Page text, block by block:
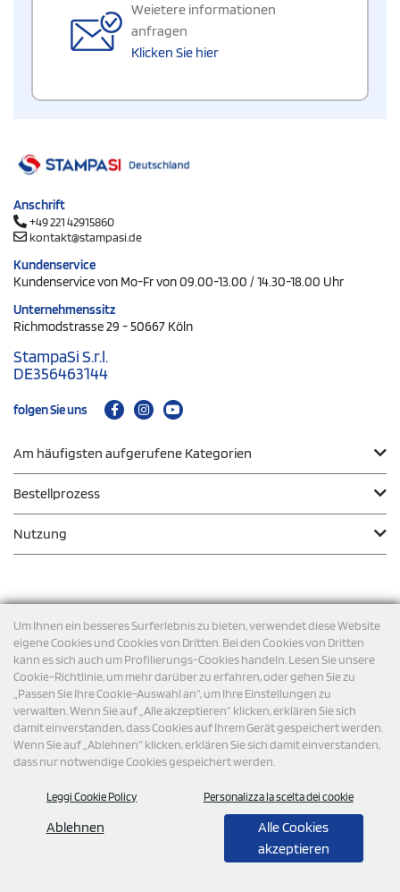
Um Ihnen ein besseres Surferlebnis zu bieten, verwendet diese Website
eigene Cookies und Cookies von Dritten. Bei den Cookies von Dritten
kann es sich auch um Profilierungs-Cookies handeln. Lesen Sie unsere
Cookie-Richtlinie, um mehr darüber zu erfahren, oder gehen Sie zu
„Passen Sie Ihre Cookie-Auswahl an“, um Ihre Einstellungen zu
verwalten. Wenn Sie auf „Alle akzeptieren“ klicken, erklären Sie sich
damit einverstanden, dass Cookies auf Ihrem Gerät gespeichert werden.
Wenn Sie auf „Ablehnen“ klicken, erklären Sie sich damit einverstanden,
dass nur notwendige Cookies gespeichert werden.
Leggi Cookie Policy Personalizza la scelta dei cookie
Ablehnen
Alle Cookies
akzeptieren
Weietere informationen
anfragen
Klicken Sie hier
Anschrift
+49 221 42915860
kontakt@stampasi.de
Kundenservice
Kundenservice von Mo-Fr von 09.00-13.00 / 14.30-18.00 Uhr
Unternehmenssitz
Richmodstrasse 29 - 50667 Köln
StampaSi S.r.l.
DE356463144
folgen Sie uns
Am häufigsten aufgerufene Kategorien
Bestellprozess
Nutzung
Versand
© 2026 StampaSi s.r.l. ALLE RECHTE SIND VORBEHALTEN -
Steuernummer DE356463144